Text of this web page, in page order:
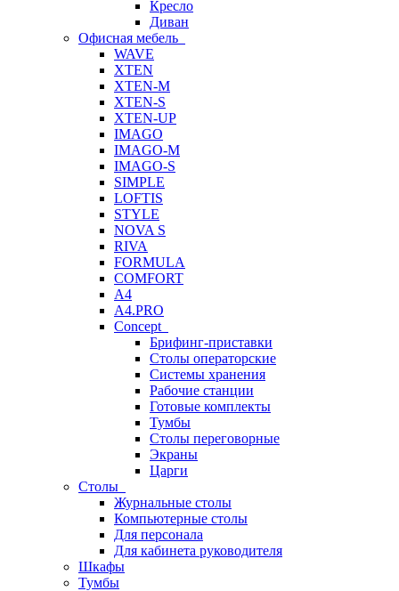
Кресло
Диван
Офисная мебель
WAVE
XTEN
XTEN-M
XTEN-S
XTEN-UP
IMAGO
IMAGO-M
IMAGO-S
SIMPLE
LOFTIS
STYLE
NOVA S
RIVA
FORMULA
COMFORT
A4
A4.PRO
Concept
Брифинг-приставки
Столы операторские
Системы хранения
Рабочие станции
Готовые комплекты
Тумбы
Столы переговорные
Экраны
Царги
Столы
Журнальные столы
Компьютерные столы
Для персонала
Для кабинета руководителя
Шкафы
Тумбы